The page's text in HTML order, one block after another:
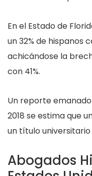
En el Estado de
un 32% de hispanos
achicándose la
con 41%.
Un reporte
2018 se estima que
un título
Abogados